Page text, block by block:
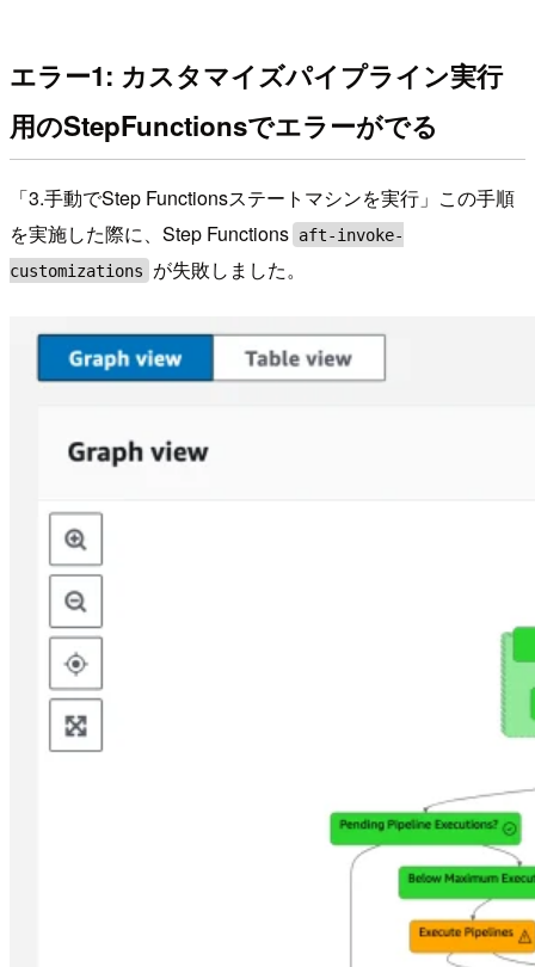
エラー1: カスタマイズパイプライン実行
用のStepFunctionsでエラーがでる
「3.手動でStep Functionsステートマシンを実行」この手順
を実施した際に、Step Functions aft-invoke-
customizations
が失敗しました。